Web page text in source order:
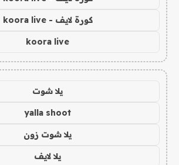
كورة لايف - koora live
koora live
يلا شوت
yalla shoot
يلا شوت زون
يلا لايف